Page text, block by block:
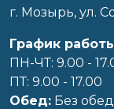
г. Мозырь, ул.
График
ПН-ЧТ: 9.00 -
ПТ: 9.00 - 17.00
Обед: Без